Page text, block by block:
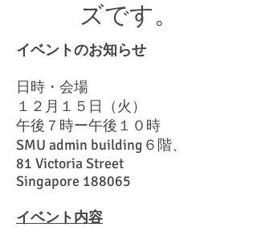
イベントのお知らせ
日時・会場
１２月１５日（火）
午後７時ー午後１０時
SMU admin building６階、
81 Victoria Street
Singapore 188065
イベント内容
ズです。